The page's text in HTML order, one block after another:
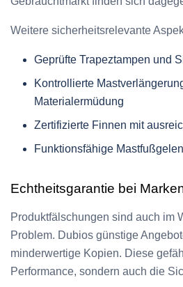
Weitere sicherheitsrelevante
Geprüfte Trapeztampen und
Kontrollierte
Materialermüdung
Zertifizierte Finnen mit
Funktionsfähige
Echtheitsgarantie bei
Produktfälschungen sind auch im
Problem. Dubios günstige
minderwertige Kopien. Diese
Performance, sondern auch die